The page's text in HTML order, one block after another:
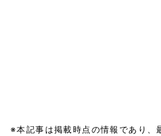
※本記事は掲載時点の情報であり、